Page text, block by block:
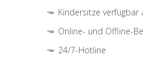
Kindersitze verfügbar
Online- und Offline-
24/7-Hotline